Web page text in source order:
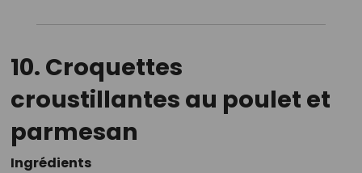
10. Croquettes
croustillantes au poulet et
parmesan
Ingrédients